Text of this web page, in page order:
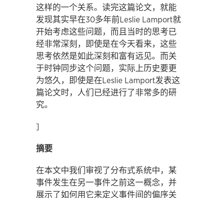
这样的一个关系。读完这篇论文，就能
发现其实早在30多年前Leslie Lamport就
开始考虑这些问题，而且当时的思考已
经非常深刻，即使是在今天看来，这些
思考依然是如此深刻和富有远见。而关
于时钟同步这个问题，实际上历史要更
为悠久，即使是在Leslie Lamport发表这
篇论文时，人们已经进行了非常多的研
究。
]
摘要
在本文中我们审视了分布式系统中，某
事件发生在另一事件之前这一概念，并
展示了如何用它来定义事件间的偏序关